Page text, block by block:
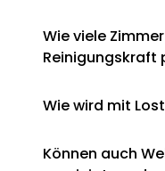
Wie viele
Reinigungskraft
Wie wird mit
Können auch